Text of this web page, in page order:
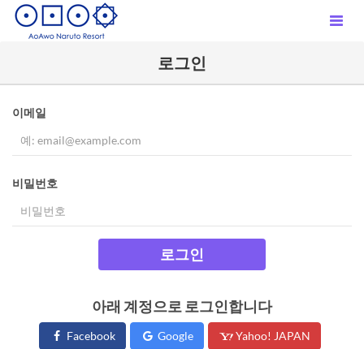
로그인
이메일
비밀번호
로그인
아래 계정으로 로그인합니다
Facebook Google Yahoo! JAPAN